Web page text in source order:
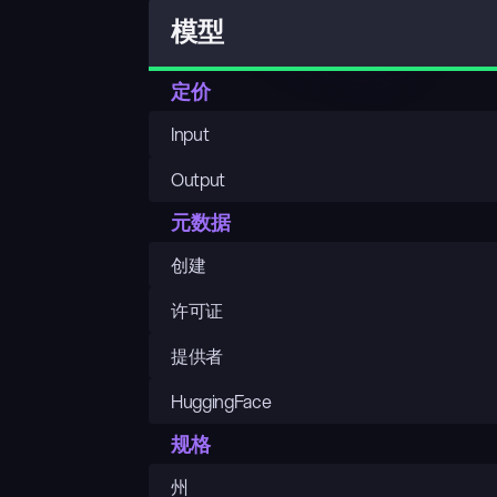
模型
定价
Input
Output
元数据
创建
许可证
提供者
HuggingFace
规格
州